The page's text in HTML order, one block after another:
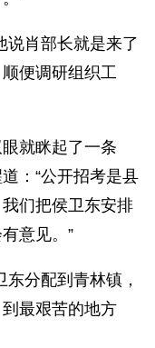
肖部长就是来了
便调研组织工
就眯起了一条
：“公开招考是县
们把侯卫东安排
意见。”
分配到青林镇，
最艰苦的地方